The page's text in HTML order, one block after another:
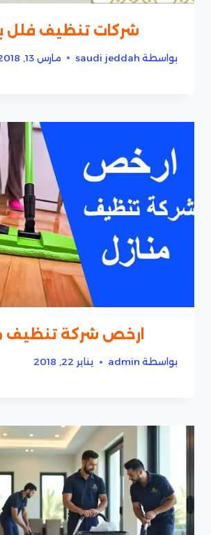
شركات تنظيف فلل
بواسطة saudi jeddah مارس 13, 2018
ارخص شركة تنظيف
بواسطة admin يناير 22, 2018